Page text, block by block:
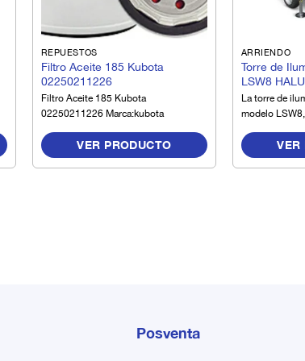
REPUESTOS
Filtro Aceite 185 Kubota
02250211226
Filtro Aceite 185 Kubota
02250211226 Marca:kubota
VER PRODUCTO
ARRIENDO
Torre de
LSW8
La torre de
modelo
operación que
modelo de
VER
Posventa